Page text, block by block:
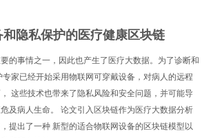
和隐私保护的医疗健康区块链
的事情之一，因此也产生了医疗大数据。为了诊断和
家已经开始采用物联网可穿戴设备，对病人的远程
这些技术也带来了隐私风险和安全问题，并可能导
及病人生命。 论文引入区块链作为医疗大数据分析
提出了一种 新型的适合物联网设备的区块链模型以